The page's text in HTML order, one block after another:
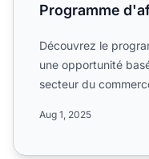
Programme
Découvrez le
une opportunité
secteur du
Aug 1, 2025